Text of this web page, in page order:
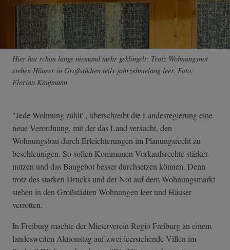
Hier hat schon lange niemand mehr geklingelt: Trotz Wohnungsnot
stehen Häuser in Großstädten teils jahrzehntelang leer. Foto:
Florian Kaufmann
"Jede Wohnung zählt", überschreibt die Landesregierung eine
neue Verordnung, mit der das Land versucht, den
Wohnungsbau durch Erleichterungen im Planungsrecht zu
beschleunigen. So sollen Kommunen Vorkaufsrechte stärker
nutzen und das Baugebot besser durchsetzen können. Denn
trotz des starken Drucks und der Not auf dem Wohnungsmarkt
stehen in den Großstädten Wohnungen leer und Häuser
verrotten.
In Freiburg machte der Mieterverein Regio Freiburg an einem
landesweiten Aktionstag auf zwei leerstehende Villen im